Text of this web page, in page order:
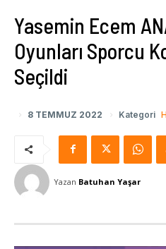
Yasemin Ecem
Oyunları Sporcu
Seçildi
8 TEMMUZ 2022 Kategori
Yazan Batuhan Yaşar